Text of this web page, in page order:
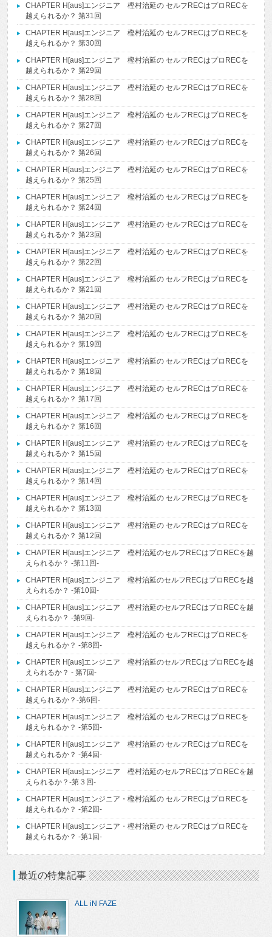
CHAPTER H[aus]エンジニア 樫村治延の セルフRECはプロRECを
越えられるか？ 第31回
CHAPTER H[aus]エンジニア 樫村治延の セルフRECはプロRECを
越えられるか？ 第30回
CHAPTER H[aus]エンジニア 樫村治延の セルフRECはプロRECを
越えられるか？ 第29回
CHAPTER H[aus]エンジニア 樫村治延の セルフRECはプロRECを
越えられるか？ 第28回
CHAPTER H[aus]エンジニア 樫村治延の セルフRECはプロRECを
越えられるか？ 第27回
CHAPTER H[aus]エンジニア 樫村治延の セルフRECはプロRECを
越えられるか？ 第26回
CHAPTER H[aus]エンジニア 樫村治延の セルフRECはプロRECを
越えられるか？ 第25回
CHAPTER H[aus]エンジニア 樫村治延の セルフRECはプロRECを
越えられるか？ 第24回
CHAPTER H[aus]エンジニア 樫村治延の セルフRECはプロRECを
越えられるか？ 第23回
CHAPTER H[aus]エンジニア 樫村治延の セルフRECはプロRECを
越えられるか？ 第22回
CHAPTER H[aus]エンジニア 樫村治延の セルフRECはプロRECを
越えられるか？ 第21回
CHAPTER H[aus]エンジニア 樫村治延の セルフRECはプロRECを
越えられるか？ 第20回
CHAPTER H[aus]エンジニア 樫村治延の セルフRECはプロRECを
越えられるか？ 第19回
CHAPTER H[aus]エンジニア 樫村治延の セルフRECはプロRECを
越えられるか？ 第18回
CHAPTER H[aus]エンジニア 樫村治延の セルフRECはプロRECを
越えられるか？ 第17回
CHAPTER H[aus]エンジニア 樫村治延の セルフRECはプロRECを
越えられるか？ 第16回
CHAPTER H[aus]エンジニア 樫村治延の セルフRECはプロRECを
越えられるか？ 第15回
CHAPTER H[aus]エンジニア 樫村治延の セルフRECはプロRECを
越えられるか？ 第14回
CHAPTER H[aus]エンジニア 樫村治延の セルフRECはプロRECを
越えられるか？ 第13回
CHAPTER H[aus]エンジニア 樫村治延の セルフRECはプロRECを
越えられるか？ 第12回
CHAPTER H[aus]エンジニア 樫村治延のセルフRECはプロRECを越
えられるか？ -第11回-
CHAPTER H[aus]エンジニア 樫村治延のセルフRECはプロRECを越
えられるか？ -第10回-
CHAPTER H[aus]エンジニア 樫村治延のセルフRECはプロRECを越
えられるか？ -第9回-
CHAPTER H[aus]エンジニア 樫村治延の セルフRECはプロRECを
越えられるか？ -第8回-
CHAPTER H[aus]エンジニア 樫村治延のセルフRECはプロRECを越
えられるか？ - 第7回-
CHAPTER H[aus]エンジニア 樫村治延の セルフRECはプロRECを
越えられるか？-第6回-
CHAPTER H[aus]エンジニア 樫村治延の セルフRECはプロRECを
越えられるか？ -第5回-
CHAPTER H[aus]エンジニア 樫村治延の セルフRECはプロRECを
越えられるか？ -第4回-
CHAPTER H[aus]エンジニア 樫村治延のセルフRECはプロRECを越
えられるか？-第３回-
CHAPTER H[aus]エンジニア・樫村治延の セルフRECはプロRECを
越えられるか？ -第2回-
CHAPTER H[aus]エンジニア・樫村治延の セルフRECはプロRECを
越えられるか？ -第1回-
最近の特集記事
ALL iN FAZE